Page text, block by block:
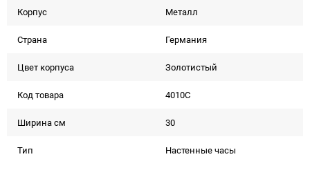
Корпус Металл
Страна Германия
Цвет корпуса Золотистый
Код товара 4010C
Ширина см 30
Тип Настенные часы